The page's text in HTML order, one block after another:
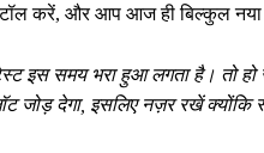
करें, और आप आज ही बिल्कुल
टेस्ट इस समय भरा हुआ लगता है। तो
जोड़ देगा, इसलिए नज़र रखें